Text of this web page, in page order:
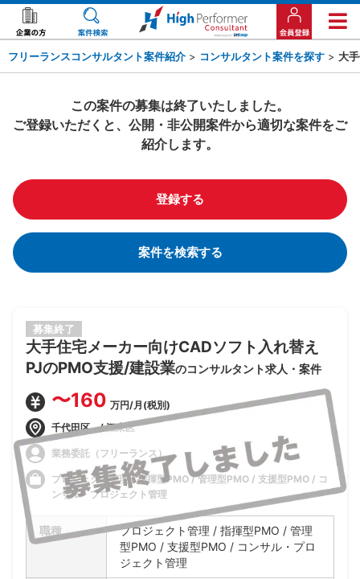
フリーランスコンサルタント案件紹介 > コンサルタント案件を探す > 大
この案件の募集は終了いたしました。
ご登録いただくと、公開・非公開案件から適切な案件をご
紹介します。
登録する
案件を検索する
募集終了
大手住宅メーカー向けCADソフト入れ替え
PJのPMO支援/建設業のコンサルタント求人・案件
〜160 万円/月(税別)
千代田区 / 江東区
業務委託（フリーランス）
プロジェクト管理 / 指揮型PMO / 管理型PMO / 支援型PMO / コ
ンサル・プロジェクト管理
職種
プロジェクト管理 / 指揮型PMO / 管理
型PMO / 支援型PMO / コンサル・プロ
ジェクト管理